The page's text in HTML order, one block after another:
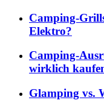
Camping-
Elektro?
Camping-
wirklich
Glamping vs.